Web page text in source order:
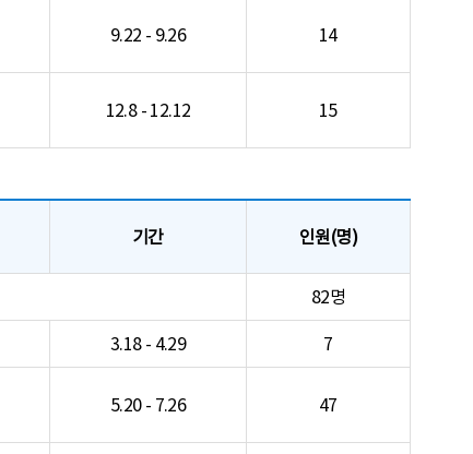
9.22 - 9.26 14
12.8 - 12.12 15
기간 인원(명)
82명
3.18 - 4.29 7
5.20 - 7.26 47